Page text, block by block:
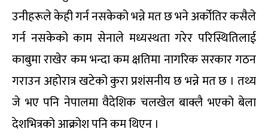
उनीहरूले केही गर्न नसकेको भन्ने मत छ भने अर्कोतिर कसैले
गर्न नसकेको काम सेनाले मध्यस्थता गरेर परिस्थितिलाई
काबुमा राखेर कम भन्दा कम क्षतिमा नागरिक सरकार गठन
गराउन अहोरात्र खटेको कुरा प्रशंसनीय छ भन्ने मत छ । तथ्य
जे भए पनि नेपालमा वैदेशिक चलखेल बाक्लै भएको बेला
देशभित्रको आक्रोश पनि कम थिएन ।